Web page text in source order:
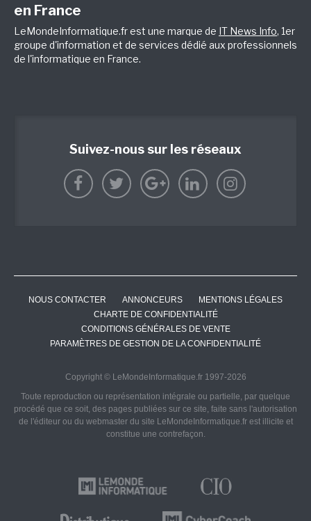
en France
LeMondeInformatique.fr est une marque de IT News Info, 1er
groupe d'information et de services dédié aux professionnels
de l'informatique en France.
Suivez-nous sur les réseaux
NOUS CONTACTER ANNONCEURS
MENTIONS LÉGALES
CHARTE DE CONFIDENTIALITÉ
CONDITIONS GÉNÉRALES DE VENTE
PARAMÈTRES DE GESTION DE LA CONFIDENTIALITÉ
Copyright © LeMondeInformatique.fr 1997-2026
Toute reproduction ou représentation intégrale ou partielle, par quelque
procédé que ce soit, des pages publiées sur ce site, faite sans l'autorisation
de l'éditeur ou du webmaster du site LeMondeInformatique.fr est illicite et
constitue une contrefaçon.